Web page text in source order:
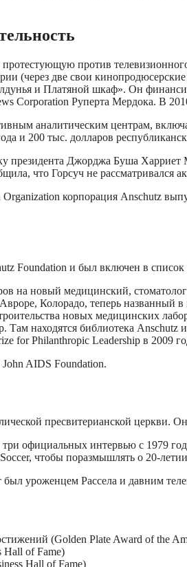
против
(через две свои
и Платяной шкаф». Он
Corporation Руперта Мердока. В
аналитическим центрам,
и 200 тыс. долларов
президента Джорджа Буша
что Горсуч не рассматривался
Organization корпорация Anschutz
и был включен в список
на новый медицинский,
Колорадо, теперь названный
новых медицинских
Там находятся библиотека
for Philanthropic Leadership в 2009
AIDS Foundation.
пресвитерианской церкви.
официальных интервью с 1979
чтобы поразмышлять о 20-
уроженцем Рассела и давним
(Golden Plate Award of the
Hall of Fame)
Hall of Fame)